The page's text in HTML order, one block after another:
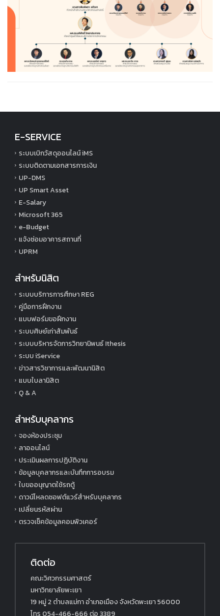
E-SERVICE
ระบบเบิกวัสดุออนไลน์ iMS
ระบบติดตามเอกสารการเงิน
UP-DMS
UP Smart Asset
E-Salary
Microsoft 365
e-Budget
แจ้งซ่อมอาคารสถานที่
UPRM
สำหรับนิสิต
ระบบบริการการศึกษา REG
คู่มือการฝึกงาน
แบบฟอร์มขอฝึกงาน
ระบบศิษย์เก่าสัมพันธ์
ระบบบริหารจัดการวิทยานิพนธ์ Ithesis
ระบบ iService
ข่าวสารวิชาการและพัฒนานิสิต
แบบใบลานิสิต
Q & A
สำหรับบุคลากร
จองห้องประชุม
ลาออนไลน์
ประเมินผลการปฏิบัติงาน
ข้อมูลบุคลากรและบันทึกการอบรม
ใบขออนุญาตใช้รถตู้
ดาวน์โหลดซอฟต์แวร์สำหรับบุคลากร
เปลี่ยนรหัสผ่าน
ตรวจเช็คข้อมูลคอมพิวเคอร์
ติดต่อ
คณะวิศวกรรมศาสตร์
มหาวิทยาลัยพะเยา
19 หมู่ 2 ตำบลแม่กา อำเภอเมือง จังหวัดพะเยา 56000
โทร 054-466-666 ต่อ 3389